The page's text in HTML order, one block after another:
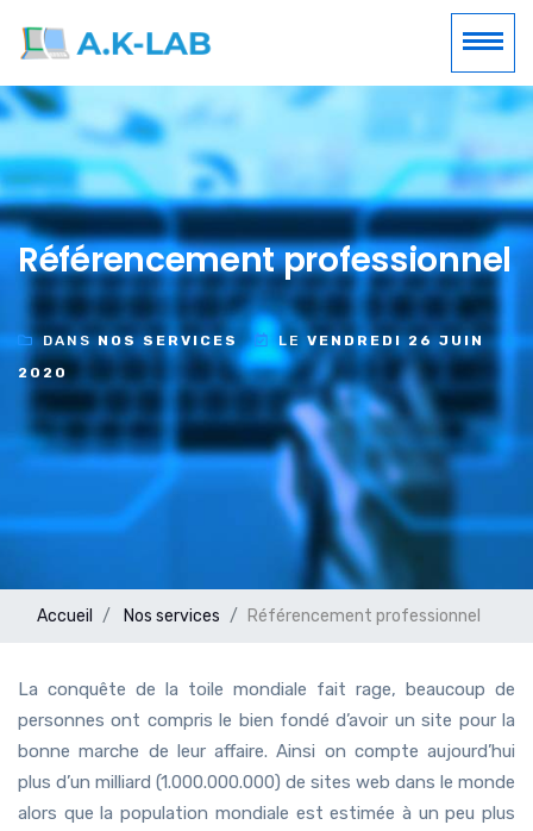
Référencement professionnel
DANSNOS SERVICES LE VENDREDI 26 JUIN
2020
Accueil Nos services Référencement professionnel
La conquête de la toile mondiale fait rage, beaucoup de
personnes ont compris le bien fondé d’avoir un site pour la
bonne marche de leur affaire. Ainsi on compte aujourd’hui
plus d’un milliard (1.000.000.000) de sites web dans le monde
alors que la population mondiale est estimée à un peu plus